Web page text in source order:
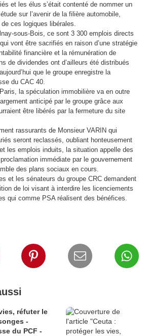
et les élus s’était contenté de nommer un
sur l’avenir de la filière automobile,
ces logiques libérales.
sous-Bois, ce sont 3 300 emplois directs
vont être sacrifiés en raison d’une stratégie
financière et la rémunération de
de dividendes ont d’ailleurs été distribués
que le groupe enregistre la
du CAC 40.
la spéculation immobilière va en outre
anticipé par le groupe grâce aux
être libérés par la fermeture du site
rassurants de Monsieur VARIN qui
seront reclassés, oubliant honteusement
les emplois induits, la situation appelle des
immédiate par le gouvernement
des plans sociaux en cours.
et les sénateurs du groupe CRC demandent
de loi visant à interdire les licenciements
qui comme PSA réalisent des bénéfices.
réfuter le
-
du PCF -